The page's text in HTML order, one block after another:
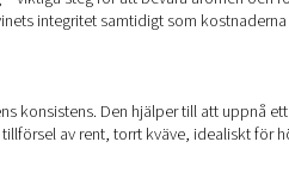
är ovärderlig inom många
kvävegenerering på
oxidation under
starkare änddelar och